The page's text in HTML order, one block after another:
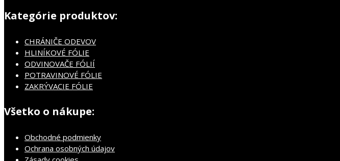
Kategórie produktov:
CHRÁNIČE ODEVOV
HLINÍKOVÉ FÓLIE
ODVINOVAČE FÓLIÍ
POTRAVINOVÉ FÓLIE
ZAKRÝVACIE FÓLIE
Všetko o nákupe:
Obchodné podmienky
Ochrana osobných údajov